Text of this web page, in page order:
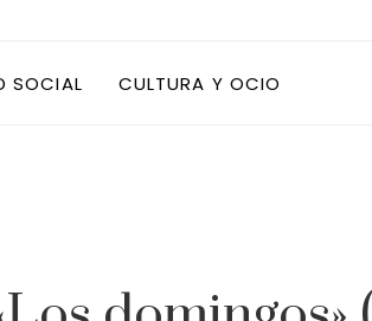
SOCIAL CULTURA Y OCIO